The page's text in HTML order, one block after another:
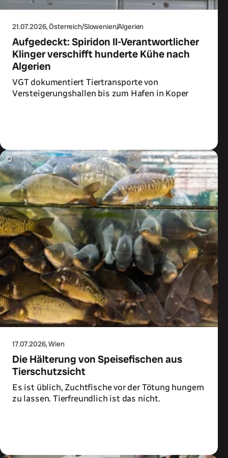
21.07.2026, Österreich/Slowenien/Algerien
Aufgedeckt: Spiridon II-Verantwortlicher
Klinger verschifft hunderte Kühe nach
Algerien
VGT dokumentiert Tiertransporte von
Versteigerungshallen bis zum Hafen in Koper
©
17.07.2026, Wien
Die Hälterung von Speisefischen aus
Tierschutzsicht
Es ist üblich, Zuchtfische vor der Tötung hungern
zu lassen. Tierfreundlich ist das nicht.